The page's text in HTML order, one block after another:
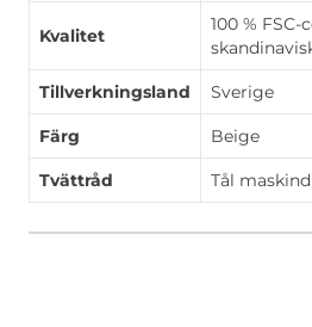
Kvalitet
100 %
Tillverkningsland Sverige
Färg Beige
Tvättråd Tål